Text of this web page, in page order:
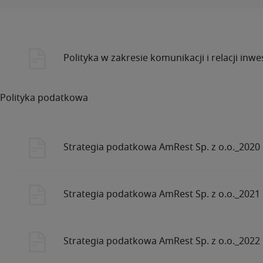
Polityka w zakresie komunikacji i relacji
Polityka podatkowa
Strategia podatkowa AmRest Sp. z o.o._2020
Strategia podatkowa AmRest Sp. z o.o._2021
Strategia podatkowa AmRest Sp. z o.o._2022